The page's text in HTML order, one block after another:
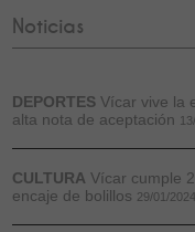
Noticias
DEPORTES Vícar vive la
alta nota de aceptación
CULTURA Vícar cumple
encaje de bolillos 29/01/2024